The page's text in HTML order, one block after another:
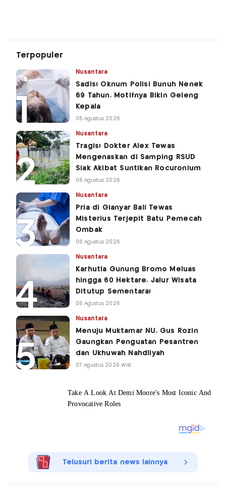
Terpopuler
Nusantara
Sadis! Oknum Polisi Bunuh Nenek
69 Tahun, Motifnya Bikin Geleng
Kepala
06 Agustus 2026
Nusantara
Tragis! Dokter Alex Tewas
Mengenaskan di Samping RSUD
Siak Akibat Suntikan Rocuronium
06 Agustus 2026
Nusantara
Pria di Gianyar Bali Tewas
Misterius Terjepit Batu Pemecah
Ombak
06 Agustus 2026
Nusantara
Karhutla Gunung Bromo Meluas
hingga 60 Hektare, Jalur Wisata
Ditutup Sementara!
06 Agustus 2026
Nusantara
Menuju Muktamar NU, Gus Rozin
Gaungkan Penguatan Pesantren
dan Ukhuwah Nahdliyah
07 Agustus 2026 WIB
Telusuri berita news lainnya